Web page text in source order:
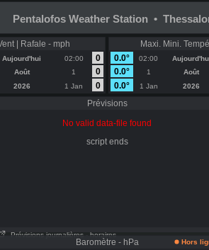
Pentalofos Weather Station •
| Rafale - mph
Aujourd'hui 02:00
0
Août 1
0
2026 1 Jan 0
Maxi. Mini.
0.0°
02:00
0.0°
1 Août
0.0°
1 Jan 2026
Prévisions
No valid data-file found
script ends
Prévisions journalières - horaires
Baromètre - hPa Hors